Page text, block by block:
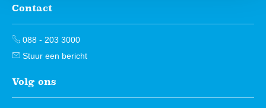
Contactinformatie
Contact
088 - 203 3000
Stuur een bericht
Volg ons